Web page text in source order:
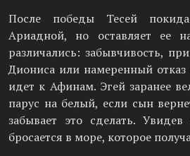
После победы Тесей
Ариадной, но оставляет ее
различались: забывчивость,
Диониса или намеренный отказ
идет к Афинам. Эгей заранее
парус на белый, если сын
забывает это сделать.
бросается в море, которое